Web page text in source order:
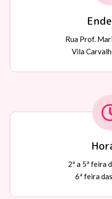
Rua Prof.
Vila
2ª a 5ª feira
6ª feira